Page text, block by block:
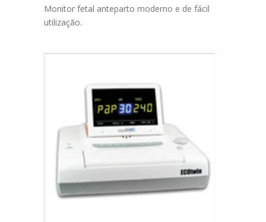
Monitor fetal anteparto moderno e de fácil
utilização.